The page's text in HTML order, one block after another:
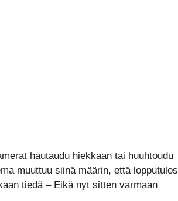
hautaudu hiekkaan tai huuhtoudu
muuttuu siinä määrin, että lopputulos
tiedä – Eikä nyt sitten varmaan